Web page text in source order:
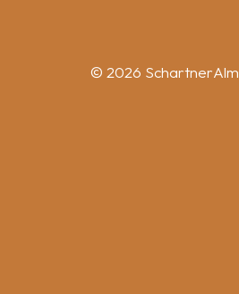
© 2026 SchartnerAlm